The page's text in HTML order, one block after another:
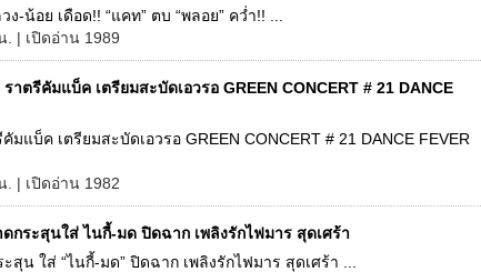
ง-น้อย เดือด!! “แคท” ตบ “พลอย” คว่ำ!! ...
. | เปิดอ่าน 1989
าตรีคัมแบ็ค เตรียมสะบัดเอวรอ GREEN CONCERT # 21 DANCE
แบ็ค เตรียมสะบัดเอวรอ GREEN CONCERT # 21 DANCE FEVER
. | เปิดอ่าน 1982
กระสุนใส่ ไนกี้-มด ปิดฉาก เพลิงรักไฟมาร สุดเศร้า
สุน ใส่ “ไนกี้-มด” ปิดฉาก เพลิงรักไฟมาร สุดเศร้า ...